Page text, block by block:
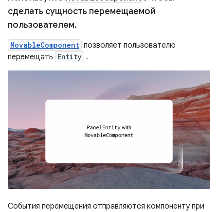
сделать сущность перемещаемой
пользователем.
MovableComponent позволяет пользователю
перемещать Entity .
События перемещения отправляются компоненту при